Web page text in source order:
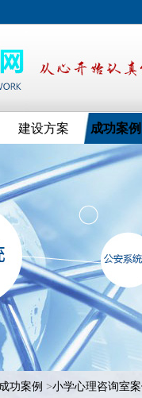
建设方案 成功案例
成功案例 >小学心理咨询室